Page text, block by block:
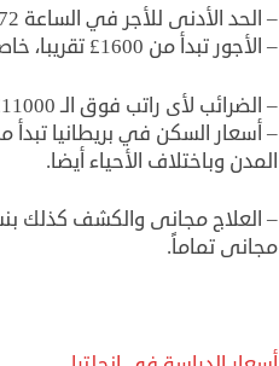
– الحد الأدنى للأجر في الساعة 8.72£ استرليني.
– الأجور تبدأ من 1600£ تقريبا، خاصة أن الأغلبية يعملون حوالي 40 ساعة في الاسبوع .
– الضرائب لأى راتب فوق الـ 11000£ في السنة نسبتها 20%.
المدن وباختلاف الأحياء أيضا.
– العلاج مجانى والكشف كذلك
مجانى تماماً.